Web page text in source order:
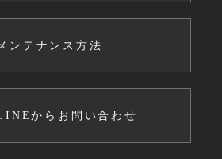
メンテナンス方法
からお問い合わせ